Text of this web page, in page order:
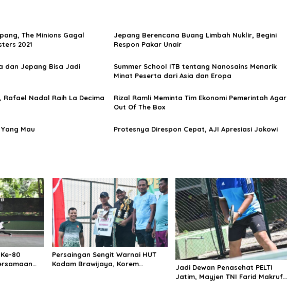
The Minions Gagal
2021
Jepang Berencana Buang Limbah Nuklir, Begini
Respon Pakar Unair
dan Jepang Bisa Jadi
Summer School ITB tentang Nanosains Menarik
Minat Peserta dari Asia dan Eropa
Rafael Nadal Raih La Decima
Rizal Ramli Meminta Tim Ekonomi Pemerintah Agar
Out Of The Box
Mau Protesnya Direspon Cepat, AJI Apresiasi Jokowi
80
Persaingan Sengit Warnai HUT
Kodam Brawijaya, Korem
Jadi Dewan Penasehat PELTI
Jatim, Mayjen TNI Farid Makruf